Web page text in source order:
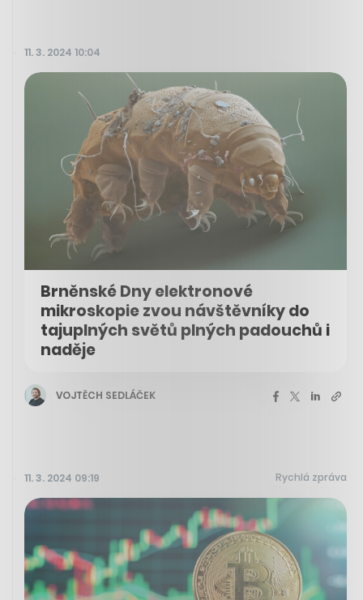
11. 3. 2024 10:04
Brněnské Dny elektronové
mikroskopie zvou návštěvníky do
tajuplných světů plných padouchů i
naděje
VOJTĚCH SEDLÁČEK
11. 3. 2024 09:19 Rychlá zpráva